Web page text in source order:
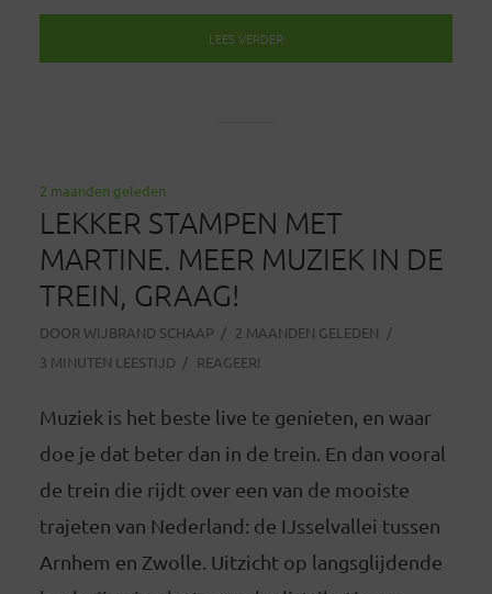
LEES VERDER
2 maanden geleden
LEKKER STAMPEN MET
MARTINE. MEER MUZIEK IN DE
TREIN, GRAAG!
DOOR WIJBRAND SCHAAP
2 MAANDEN GELEDEN
3 MINUTEN LEESTIJD
REAGEER!
Muziek is het beste live te genieten, en waar
doe je dat beter dan in de trein. En dan vooral
de trein die rijdt over een van de mooiste
trajeten van Nederland: de IJsselvallei tussen
Arnhem en Zwolle. Uitzicht op langsglijdende